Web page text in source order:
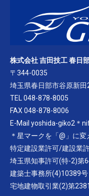
株式会社 吉田技工 春日
〒344-0035
埼玉県春日部市谷原新田
TEL 048-878-8005
FAX 048-878-8006
E-Mail yoshida-giko2＊
＊星マークを「@」に
特定建設業許可/建設業
埼玉県知事許可(特-2)第
建築士事務所(4)10389号
宅地建物取引業(2)第